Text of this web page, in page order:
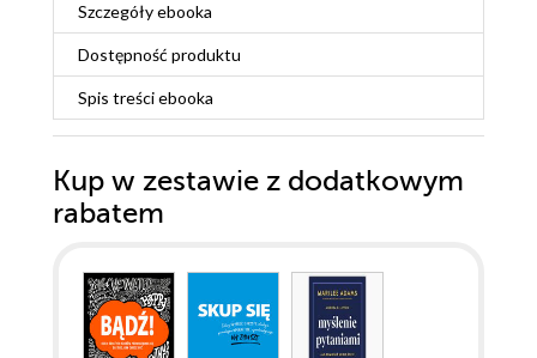
Szczegółyebooka
Dostępność produktu
Spis treściebooka
Kup w zestawie z dodatkowym
rabatem